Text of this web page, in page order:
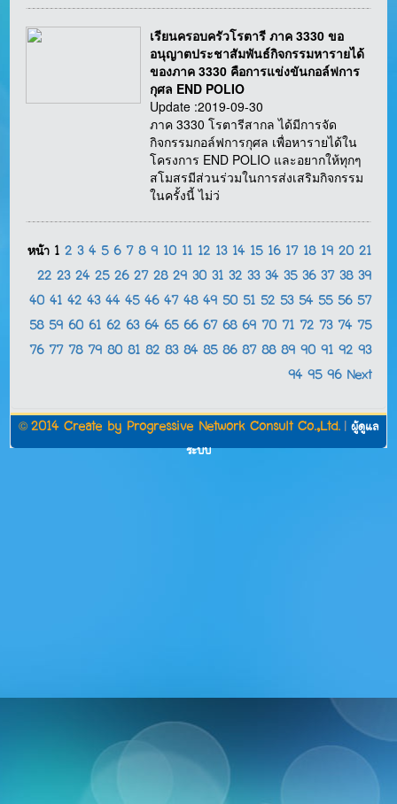
เรียนครอบครัวโรตารี ภาค 3330 ขอ
อนุญาตประชาสัมพันธ์กิจกรรมหารายได้
ของภาค 3330 คือการแข่งขันกอล์ฟการ
กุศล END POLIO
Update :2019-09-30
ภาค 3330 โรตารีสากล ได้มีการจัด
กิจกรรมกอล์ฟการกุศล เพื่อหารายได้ใน
โครงการ END POLIO และอยากให้ทุกๆ
สโมสรมีส่วนร่วมในการส่งเสริมกิจกรรม
ในครั้งนี้ ไม่ว่
หน้า 1 2 3 4 5 6 7 8 9 10 11 12 13 14 15 16 17 18 19 20 21
22 23 24 25 26 27 28 29 30 31 32 33 34 35 36 37 38 39
40 41 42 43 44 45 46 47 48 49 50 51 52 53 54 55 56 57
58 59 60 61 62 63 64 65 66 67 68 69 70 71 72 73 74 75
76 77 78 79 80 81 82 83 84 85 86 87 88 89 90 91 92 93
94 95 96 Next
© 2014 Create by Progressive Network Consult Co.,Ltd. ผู้ดูแล
ระบบ